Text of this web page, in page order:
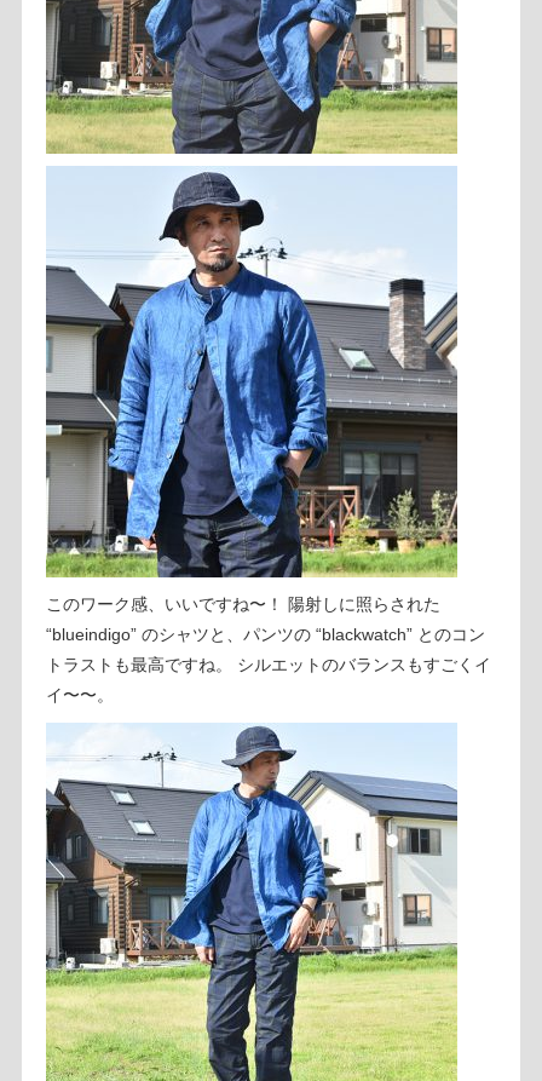
このワーク感、いいですね〜！ 陽射しに照らされた
“blueindigo” のシャツと、パンツの “blackwatch” とのコン
トラストも最高ですね。 シルエットのバランスもすごくイ
イ〜〜。